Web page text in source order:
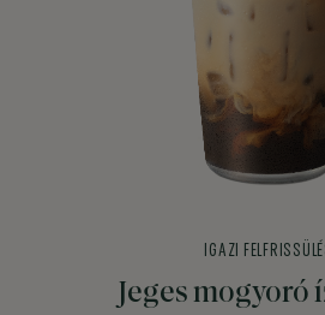
Jeges mogyoró
IGAZI